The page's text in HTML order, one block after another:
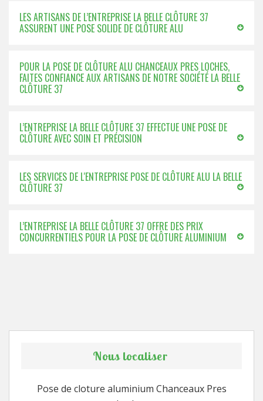
LES ARTISANS DE L’ENTREPRISE LA BELLE CLÔTURE 37
ASSURENT UNE POSE SOLIDE DE CLÔTURE ALU
POUR LA POSE DE CLÔTURE ALU CHANCEAUX PRES LOCHES,
FAITES CONFIANCE AUX ARTISANS DE NOTRE SOCIÉTÉ LA BELLE
CLÔTURE 37
L’ENTREPRISE LA BELLE CLÔTURE 37 EFFECTUE UNE POSE DE
CLÔTURE AVEC SOIN ET PRÉCISION
LES SERVICES DE L'ENTREPRISE POSE DE CLÔTURE ALU LA BELLE
CLÔTURE 37
L’ENTREPRISE LA BELLE CLÔTURE 37 OFFRE DES PRIX
CONCURRENTIELS POUR LA POSE DE CLÔTURE ALUMINIUM
Nous localiser
Pose de cloture aluminium Chanceaux Pres